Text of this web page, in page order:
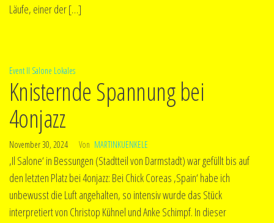
Läufe, einer der […]
Event Il Salone Lokales
Knisternde Spannung bei
4onjazz
November 30, 2024 Von MARTINKUENKELE
‚Il Salone‘ in Bessungen (Stadtteil von Darmstadt) war gefüllt bis auf
den letzten Platz bei 4onjazz: Bei Chick Coreas ‚Spain‘ habe ich
unbewusst die Luft angehalten, so intensiv wurde das Stück
interpretiert von Christop Kühnel und Anke Schimpf. In dieser